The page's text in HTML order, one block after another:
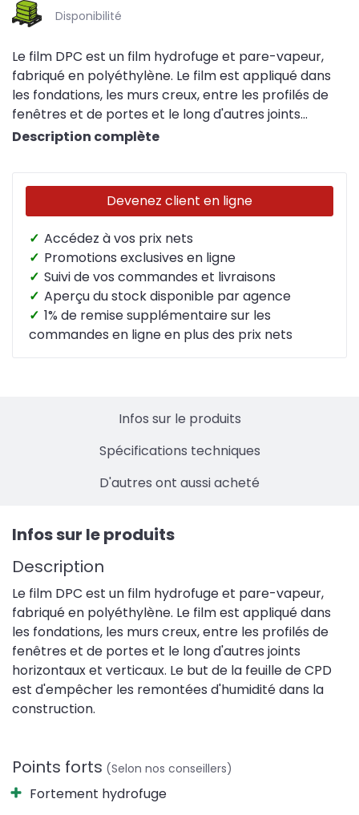
Disponibilité
Le film DPC est un film hydrofuge et pare-vapeur,
fabriqué en polyéthylène. Le film est appliqué dans
les fondations, les murs creux, entre les profilés de
fenêtres et de portes et le long d'autres joints
horizontaux et verticaux. Le but de la feuille de CPD
Description complète
Devenez client en ligne
✓ Accédez à vos prix nets
✓ Promotions exclusives en ligne
✓ Suivi de vos commandes et livraisons
✓ Aperçu du stock disponible par agence
✓ 1% de remise supplémentaire sur les
commandes en ligne en plus des prix nets
Infos sur le produits
Spécifications techniques
D'autres ont aussi acheté
Infos sur le produits
Description
Le film DPC est un film hydrofuge et pare-vapeur,
fabriqué en polyéthylène. Le film est appliqué dans
les fondations, les murs creux, entre les profilés de
fenêtres et de portes et le long d'autres joints
horizontaux et verticaux. Le but de la feuille de CPD
est d'empêcher les remontées d'humidité dans la
construction.
Points forts (Selon nos conseillers)
Fortement hydrofuge